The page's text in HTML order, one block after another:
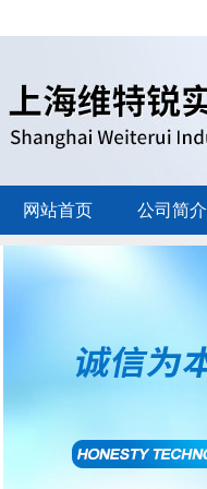
网站首页 公司简介